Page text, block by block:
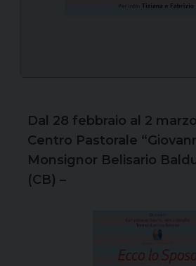
Dal 28 febbraio al 2
Centro Pastorale
Monsignor Belisario
(CB) –